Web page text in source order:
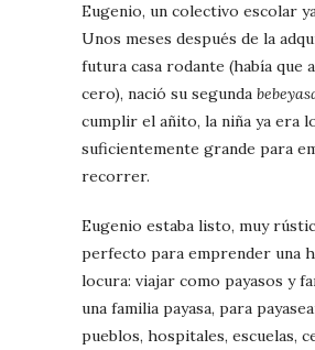
Eugenio, un colectivo escolar
Unos meses después de la
futura casa rodante (había que
cero), nació su segunda
cumplir el añito, la niña ya era
suficientemente grande para
recorrer.
Eugenio estaba listo, muy
perfecto para emprender una
locura: viajar como payasos y
una familia payasa, para
pueblos, hospitales, escuelas,